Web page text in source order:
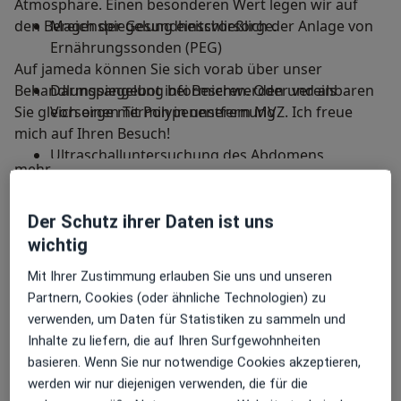
Atmosphäre. Einen besonderen Wert legen wir auf
den Bereich der Gesundheitsvorsorge.
Auf jameda können Sie sich vorab über unser
Behandlungsangebot informieren. Oder vereinbaren
Sie gleich einen Termin in unserem MVZ. Ich freue
mich auf Ihren Besuch!
Ihr Dr. Sönke Meyer-Kienast
Magenspiegelung einschließlich der Anlage von
Ernährungssonden (PEG)
Darmspiegelung bei Beschwerden und als
Vorsorge mit Polypenentfernung
Ultraschalluntersuchung des Abdomens,
Retroperitoneums, Thorax und der Schilddrüse
(Farb-)Duplexsonographie des Abdomens und
Retroperitoneums
Kontrastmittelverstärkter Ultraschall (CEUS)
insbesondere zur differentialdiagnostischen
Abklärung von Lebertumoren
Ultraschallgesteuerte diagnostische und
therapeutische Punktionen
mehrÜber mich
Reizdarm Morbus Crohn
Bauchschmerzen
Bauchspeicheldrüsenentzündung
Bauchspeicheldrüsenkrebs
+13a11y_sr_more_diseases
Konsultationsformate
PersönlichStandorte anzeigen (3)
Fotos und Videos
Der Schutz ihrer Daten ist uns
wichtig
Mit Ihrer Zustimmung erlauben Sie uns und unseren
Partnern, Cookies (oder ähnliche Technologien) zu
verwenden, um Daten für Statistiken zu sammeln und
Inhalte zu liefern, die auf Ihren Surfgewohnheiten
basieren. Wenn Sie nur notwendige Cookies akzeptieren,
werden wir nur diejenigen verwenden, die für die